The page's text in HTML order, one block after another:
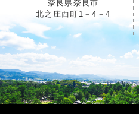
奈良県奈良市
北之庄西町1－4－4